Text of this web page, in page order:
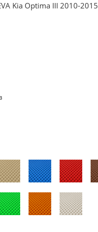
Kia Optima III 2010-2015